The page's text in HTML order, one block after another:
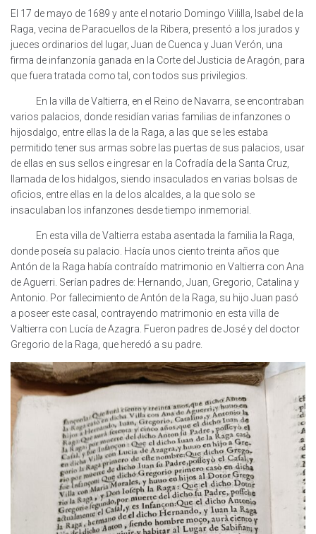
El 17 de mayo de 1689 y ante el notario Domingo Vililla, Isabel de la
Raga, vecina de Paracuellos de la Ribera, presentó a los jurados y
jueces ordinarios del lugar, Juan de Cuenca y Juan Verón, una
firma de infanzonía ganada en la Corte del Justicia de Aragón, para
que fuera tratada como tal, con todos sus privilegios.
En la villa de Valtierra, en el Reino de Navarra, se encontraban
varios palacios, donde residían varias familias de infanzones o
hijosdalgo, entre ellas la de la Raga, a las que se les estaba
permitido tener sus armas sobre las puertas de sus palacios, usar
de ellas en sus sellos e ingresar en la Cofradía de la Santa Cruz,
llamada de los hidalgos, siendo insaculados en varias bolsas de
oficios, entre ellas en la de los alcaldes, a la que solo se
insaculaban los infanzones desde tiempo inmemorial.
En esta villa de Valtierra estaba asentada la familia la Raga,
donde poseía su palacio. Hacía unos ciento treinta años que
Antón de la Raga había contraído matrimonio en Valtierra con Ana
de Aguerri. Serían padres de: Hernando, Juan, Gregorio, Catalina y
Antonio. Por fallecimiento de Antón de la Raga, su hijo Juan pasó
a poseer este casal, contrayendo matrimonio en esta villa de
Valtierra con Lucía de Azagra. Fueron padres de José y del doctor
Gregorio de la Raga, que heredó a su padre.